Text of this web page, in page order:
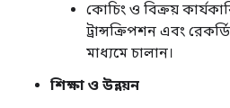
কোচিং ও বিক্রয়
ট্রান্সক্রিপশন এবং
মাধ্যমে চালান।
শিক্ষা ও উন্নয়ন